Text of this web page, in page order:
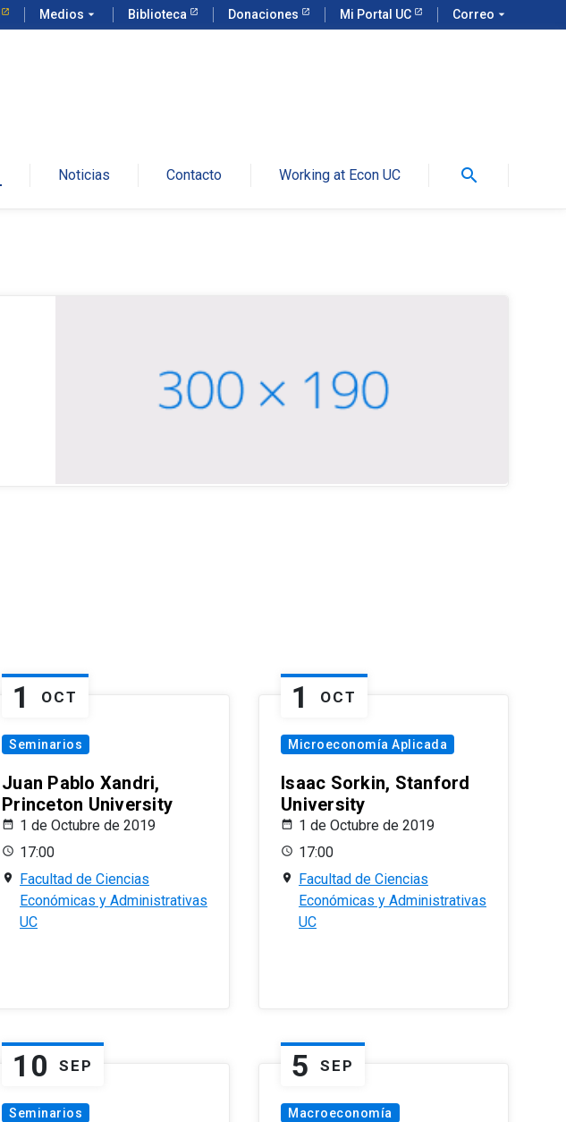
Medios arrow_drop_down Biblioteca Donaciones Mi Portal UC Correo arrow_drop_down
Noticias Contacto Working at Econ UC search
1 OCT
Seminarios
Juan Pablo Xandri,
Princeton University
1 de Octubre de 2019
17:00
Facultad de Ciencias
Económicas y Administrativas
UC
1 OCT
Microeconomía Aplicada
Isaac Sorkin, Stanford
University
1 de Octubre de 2019
17:00
Facultad de Ciencias
Económicas y Administrativas
UC
10 SEP
Seminarios
5 SEP
Macroeconomía